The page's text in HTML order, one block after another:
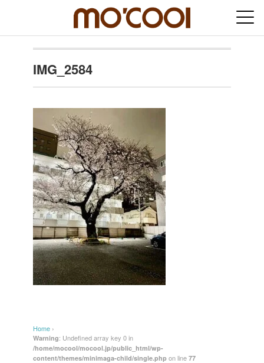
IMG_2584
Home ›
Warning: Undefined array key 0 in
/home/mocool/mocool.jp/public_html/wp-
content/themes/minimaga-child/single.php on line 77